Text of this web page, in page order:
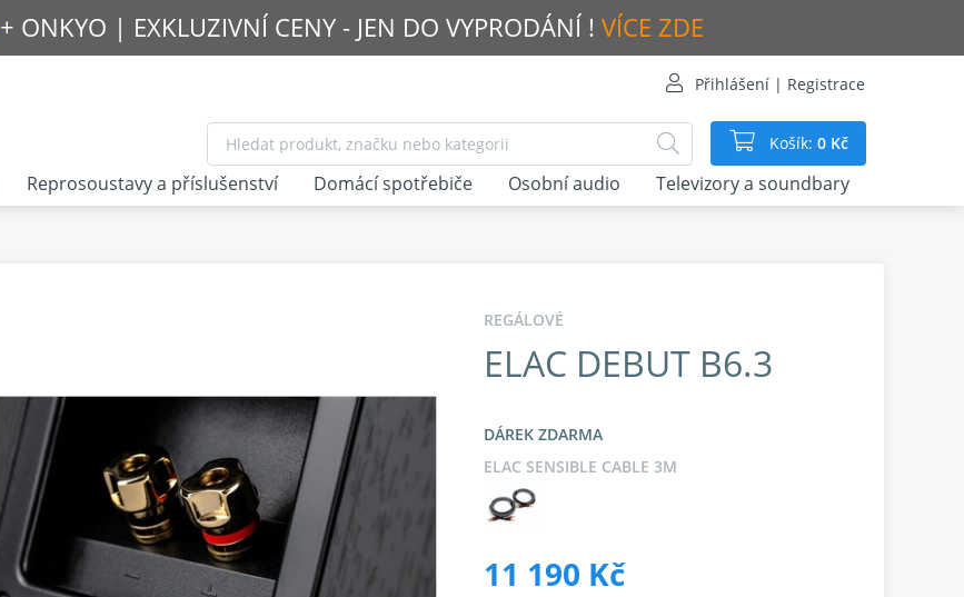
+ ONKYO | EXKLUZIVNÍ CENY - JEN DO VYPRODÁNÍ ! VÍCE ZDE
Přihlášení | Registrace
Košík: 0 Kč
REGÁLOVÉ
ELAC DEBUT B6.3
DÁREK ZDARMA
ELAC SENSIBLE CABLE 3M
11 190 Kč
Reprosoustavy a příslušenství Domácí spotřebiče Osobní audio Televizory a soundbary